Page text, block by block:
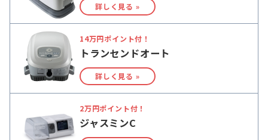
詳しく見る »
14万円ポイント付！
トランセンドオート
詳しく見る »
2万円ポイント付！
ジャスミンC